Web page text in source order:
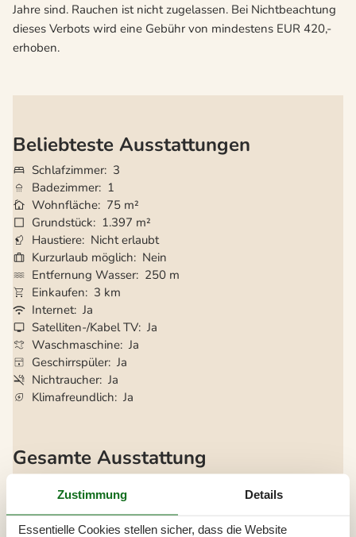
Jahre sind. Rauchen ist nicht zugelassen. Bei Nichtbeachtung
dieses Verbots wird eine Gebühr von mindestens EUR 420,-
erhoben.
Beliebteste Ausstattungen
Schlafzimmer 3
Badezimmer 1
Wohnfläche 75 m²
Grundstück
1.397 m²
Haustiere Nicht erlaubt
Kurzurlaub möglich
Nein
Entfernung Wasser 250 m
Einkaufen
3 km
Internet Ja
Satelliten-/Kabel TV Ja
Waschmaschine Ja
Geschirrspüler Ja
Nichtraucher Ja
Klimafreundlich Ja
Gesamte Ausstattung
Keine Arbeiter auf Anfrage
Keine Jugendgruppen auf Anfrage
Rauchen ist verboten
Zustimmung Details
Essentielle Cookies stellen sicher, dass die Website